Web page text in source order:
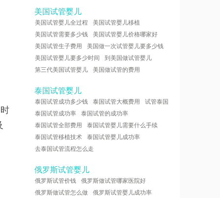
美国试管婴儿
美国试管婴儿全过程
美国试管婴儿移植
美国试管需要多少钱
美国试管婴儿价格哪家好
美国试管生子费用
美国做一次试管婴儿要多少钱
美国试管婴儿要多少时间
到美国做试管婴儿
第三代美国试管婴儿
美国做试管的费用
泰国试管婴儿
泰国试管成功多少钱 泰国试管大概费用
试管泰国
泰国试管成功率
泰国试管的成功率
泰国试管全部费用
泰国试管婴儿需要什么手续
泰国试管移植技术
泰国试管婴儿成功率
去泰国试管流程怎么走
俄罗斯试管婴儿
俄罗斯试管价钱
俄罗斯做试管哪家医院好
俄罗斯做试管怎么做
俄罗斯试管婴儿成功率